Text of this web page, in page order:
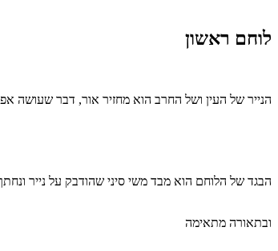
לוחם ראשון
הנייר של העין ושל החרב הוא מחזיר אור, דבר שעושה
הבגד של הלוחם הוא מבד משי סיני שהודבק על נייר
ובתאורה מתאימה